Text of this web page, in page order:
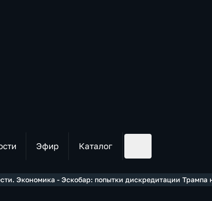
Эфир Каталог
Экономика - Эскобар: попытки дискредитации Трампа